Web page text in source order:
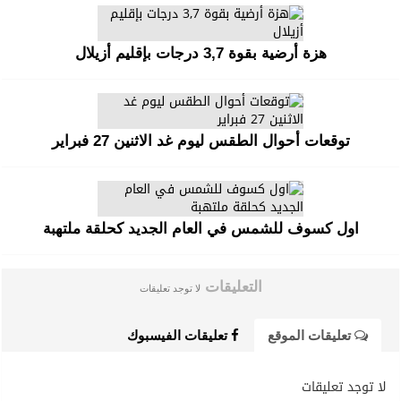
هزة أرضية بقوة 3,7 درجات بإقليم أزيلال
توقعات أحوال الطقس ليوم غد الاثنين 27 فبراير
اول كسوف للشمس في العام الجديد كحلقة ملتهبة
التعليقات لا توجد تعليقات
تعليقات الموقع تعليقات الفيسبوك
لا توجد تعليقات